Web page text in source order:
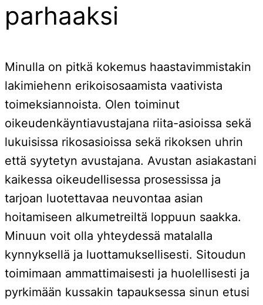
parhaaksi
Minulla on pitkä kokemus haastavimmistakin
lakimiehenn erikoisosaamista vaativista
toimeksiannoista. Olen toiminut
oikeudenkäyntiavustajana riita-asioissa sekä
lukuisissa rikosasioissa sekä rikoksen uhrin
että syytetyn avustajana. Avustan asiakastani
kaikessa oikeudellisessa prosessissa ja
tarjoan luotettavaa neuvontaa asian
hoitamiseen alkumetreiltä loppuun saakka.
Minuun voit olla yhteydessä matalalla
kynnyksellä ja luottamuksellisesti. Sitoudun
toimimaan ammattimaisesti ja huolellisesti ja
pyrkimään kussakin tapauksessa sinun etusi